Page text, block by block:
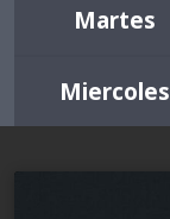
Martes
Miercoles